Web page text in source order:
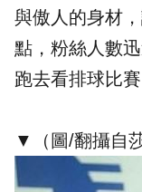
與傲人的身材
點，粉絲人數
跑去看排球比賽
▼（圖/翻攝自